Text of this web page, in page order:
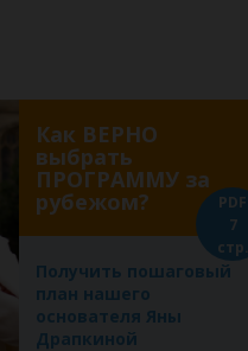
Как ВЕРНО
выбрать
ПРОГРАММУ за
рубежом?
Получить пошаговый
план нашего
основателя Яны
Драпкиной
PDF
7
стр.